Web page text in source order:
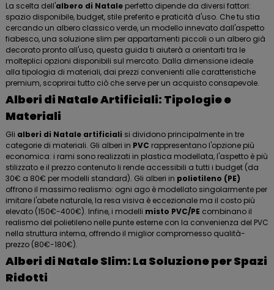
La scelta dell'albero di Natale perfetto dipende da diversi fattori:
spazio disponibile, budget, stile preferito e praticità d'uso. Che tu stia
cercando un albero classico verde, un modello innevato dall'aspetto
fiabesco, una soluzione slim per appartamenti piccoli o un albero già
decorato pronto all'uso, questa guida ti aiuterà a orientarti tra le
molteplici opzioni disponibili sul mercato. Dalla dimensione ideale
alla tipologia di materiali, dai prezzi convenienti alle caratteristiche
premium, scoprirai tutto ciò che serve per un acquisto consapevole.
Alberi di Natale Artificiali: Tipologie e
Materiali
Gli alberi di Natale artificiali si dividono principalmente in tre
categorie di materiali. Gli alberi in PVC rappresentano l'opzione più
economica: i rami sono realizzati in plastica modellata, l'aspetto è più
stilizzato e il prezzo contenuto li rende accessibili a tutti i budget (da
30€ a 80€ per modelli standard). Gli alberi in polietileno (PE)
offrono il massimo realismo: ogni ago è modellato singolarmente per
imitare l'abete naturale, la resa visiva è eccezionale ma il costo più
elevato (150€-400€). Infine, i modelli misto PVC/PE combinano il
realismo del polietileno nelle punte esterne con la convenienza del PVC
nella struttura interna, offrendo il miglior compromesso qualità-
prezzo (80€-180€).
Alberi di Natale Slim: La Soluzione per Spazi
Ridotti